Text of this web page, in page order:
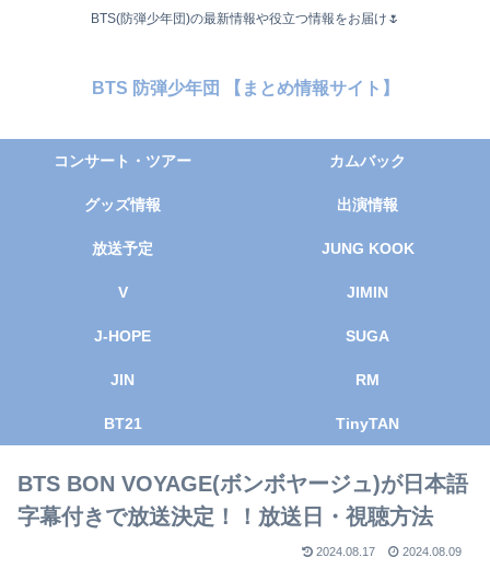
BTS(防弾少年団)の最新情報や役立つ情報をお届け🌷
BTS 防弾少年団 【まとめ情報サイト】
コンサート・ツアー カムバック
グッズ情報 出演情報
放送予定 JUNG KOOK
V JIMIN
J-HOPE SUGA
JIN RM
BT21 TinyTAN
BTS BON VOYAGE(ボンボヤージュ)が日本語
字幕付きで放送決定！！放送日・視聴方法
2024.08.17 2024.08.09